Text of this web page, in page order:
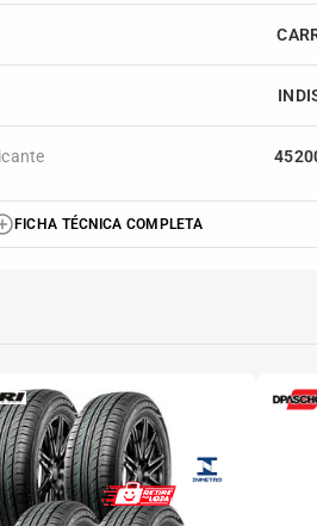
FICHA TÉCNICA COMPLETA